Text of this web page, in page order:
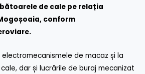
de cale pe relația
conform
electromecanismele de macaz și la
dar și lucrările de buraj mecanizat